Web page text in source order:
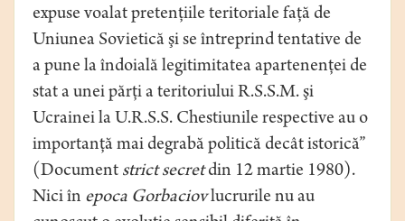
expuse voalat pretenţiile teritoriale faţă de
Uniunea Sovietică şi se întreprind tentative de
a pune la îndoială legitimitatea apartenenţei de
stat a unei părţi a teritoriului R.S.S.M. şi
Ucrainei la U.R.S.S. Chestiunile respective au o
importanţă mai degrabă politică decât istorică”
(Document strict secretdin 12 martie 1980).
Nici în epoca Gorbaciovlucrurile nu au